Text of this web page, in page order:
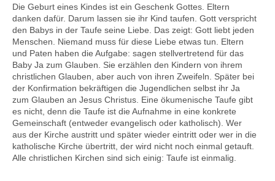
Kontakt
Die Geburt eines Kindes ist ein Geschenk Gottes. Eltern
danken dafür. Darum lassen sie ihr Kind taufen. Gott verspricht
den Babys in der Taufe seine Liebe. Das zeigt: Gott liebt jeden
Menschen. Niemand muss für diese Liebe etwas tun. Eltern
und Paten haben die Aufgabe: sagen stellvertretend für das
Baby Ja zum Glauben. Sie erzählen den Kindern von ihrem
christlichen Glauben, aber auch von ihren Zweifeln. Später bei
der Konfirmation bekräftigen die Jugendlichen selbst ihr Ja
zum Glauben an Jesus Christus. Eine ökumenische Taufe gibt
es nicht, denn die Taufe ist die Aufnahme in eine konkrete
Gemeinschaft (entweder evangelisch oder katholisch). Wer
aus der Kirche austritt und später wieder eintritt oder wer in die
katholische Kirche übertritt, der wird nicht noch einmal getauft.
Alle christlichen Kirchen sind sich einig: Taufe ist einmalig.